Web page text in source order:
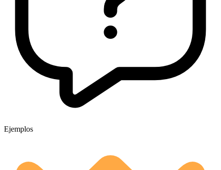
Ejemplos